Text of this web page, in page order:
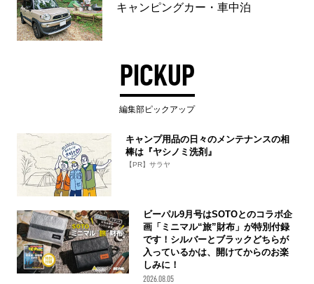
キャンピングカー・車中泊
PICKUP
編集部ピックアップ
キャンプ用品の日々のメンテナンスの相
棒は『ヤシノミ洗剤』
【PR】サラヤ
ビーパル9月号はSOTOとのコラボ企
画「ミニマル“旅”財布」が特別付録
です！シルバーとブラックどちらが
入っているかは、開けてからのお楽
しみに！
2026.08.05